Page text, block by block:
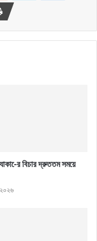
ের বিচার দ্রুততম সময়ে